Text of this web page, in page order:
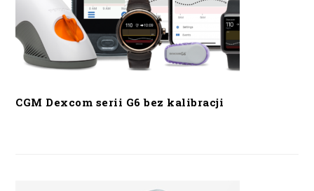
CGM Dexcom serii G6 bez kalibracji